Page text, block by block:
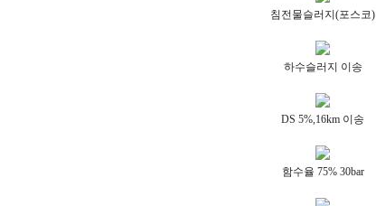
침전물슬러지(포스코)
하수슬러지 이송
DS 5%,16km 이송
함수율 75% 30bar